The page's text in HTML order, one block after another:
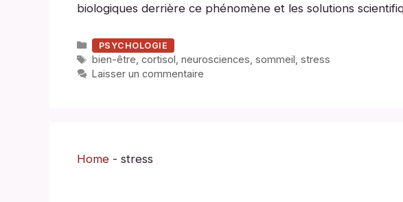
biologiques derrière ce phénomène et les solutions
Catégories
PSYCHOLOGIE
Étiquettes
bien-être cortisol neurosciences sommeil stress
Laisser un commentaire
Home - stress